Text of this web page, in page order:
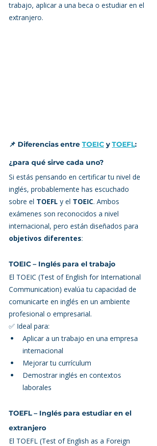
trabajo, aplicar a una beca o estudiar en el
extranjero.
📌 Diferencias entre TOEIC y TOEFL:
¿para qué sirve cada uno?
Si estás pensando en certificar tu nivel de
inglés, probablemente has escuchado
sobre el TOEFL y el TOEIC. Ambos
exámenes son reconocidos a nivel
internacional, pero están diseñados para
objetivos diferentes:
TOEIC – Inglés para el trabajo
El TOEIC (Test of English for International
Communication) evalúa tu capacidad de
comunicarte en inglés en un ambiente
profesional o empresarial.
✅ Ideal para:
Aplicar a un trabajo en una empresa
internacional
Mejorar tu currículum
Demostrar inglés en contextos
laborales
TOEFL – Inglés para estudiar en el
extranjero
El TOEFL (Test of English as a Foreign